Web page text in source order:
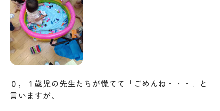
０，１歳児の先生たちが慌てて「ごめんね・・・」と
言いますが、